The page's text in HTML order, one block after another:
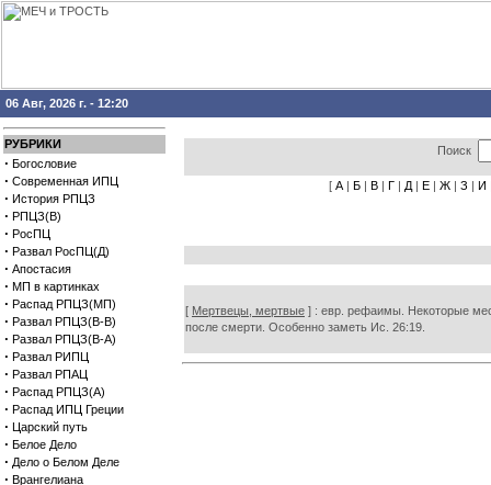
06 Авг, 2026 г. - 12:20
РУБРИКИ
· Богословие
· Современная ИПЦ
· История РПЦЗ
· РПЦЗ(В)
· РосПЦ
· Развал РосПЦ(Д)
· Апостасия
· МП в картинках
· Распад РПЦЗ(МП)
· Развал РПЦЗ(В-В)
· Развал РПЦЗ(В-А)
· Развал РИПЦ
· Развал РПАЦ
· Распад РПЦЗ(А)
· Распад ИПЦ Греции
· Царский путь
· Белое Дело
· Дело о Белом Деле
· Врангелиана
Поиск
[ А | Б | В | Г | Д | Е | Ж | З | И
[ Мертвецы, мертвые ] : евр. рефаимы. Некоторые
после смерти. Особенно заметь Ис. 26:19.